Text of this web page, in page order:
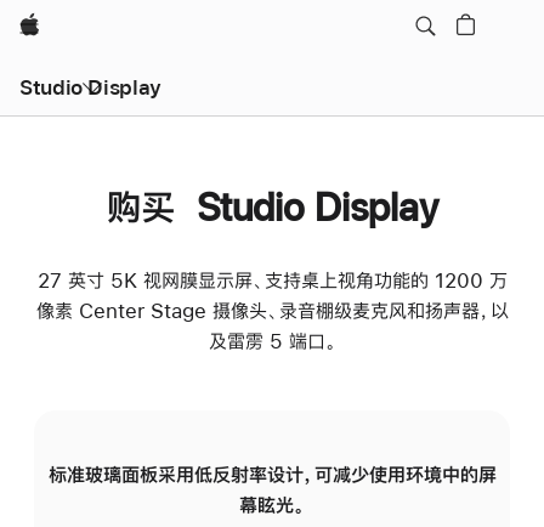
Apple
Studio Display
购买 Studio Display
27 英寸 5K 视网膜显示屏、支持桌上视角功能的 1200 万
像素 Center Stage 摄像头、录音棚级麦克风和扬声器，以
及雷雳 5 端口。
标准玻璃面板采用低反射率设计，可减少使用环境中的屏
幕眩光。